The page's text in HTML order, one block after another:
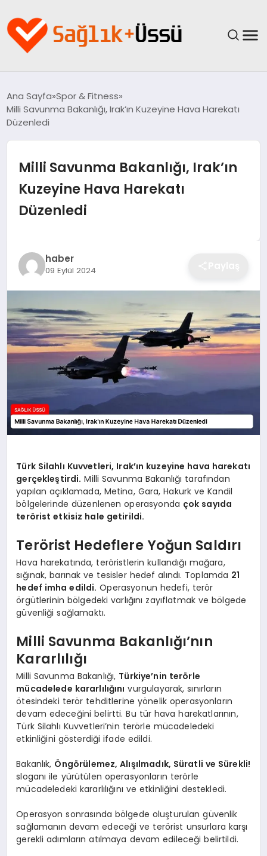
YAŞAM
SPOR & FITNESS
Ana Sayfa Spor & Fitness
Milli Savunma Bakanlığı, Irak’ın Kuzeyine Hava Harekatı
Düzenledi
Milli Savunma Bakanlığı, Irak’ın
Kuzeyine Hava Harekatı
Düzenledi
haber
09 Eylül 2024
Türk Silahlı Kuvvetleri, Irak’ın kuzeyine hava harekatı
gerçekleştirdi. Milli Savunma Bakanlığı tarafından
yapılan açıklamada, Metina, Gara, Hakurk ve Kandil
bölgelerinde düzenlenen operasyonda çok sayıda
terörist etkisiz hale getirildi.
Terörist Hedeflere Yoğun Saldırı
Hava harekatında, teröristlerin kullandığı mağara,
sığınak, barınak ve tesisler hedef alındı. Toplamda 21
hedef imha edildi. Operasyonun hedefi, terör
örgütlerinin bölgedeki varlığını zayıflatmak ve bölgede
güvenliği sağlamaktı.
Milli Savunma Bakanlığı’nın
Kararlılığı
Milli Savunma Bakanlığı, Türkiye’nin terörle
mücadelede kararlılığını vurgulayarak, sınırların
ötesindeki terör tehditlerine yönelik operasyonların
devam edeceğini belirtti. Bu tür hava harekatlarının,
Türk Silahlı Kuvvetleri’nin terörle mücadeledeki
etkinliğini gösterdiği ifade edildi.
Bakanlık, Öngörülemez, Alışılmadık, Süratli ve Sürekli!
sloganı ile yürütülen operasyonların terörle
mücadeledeki kararlılığını ve etkinliğini destekledi.
Operasyon sonrasında bölgede oluşturulan güvenlik
sağlamanın devam edeceği ve terörist unsurlara karşı
gerekli adımların atılmaya devam edileceği belirtildi.